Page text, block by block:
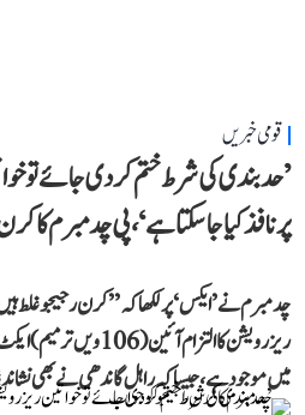
قومی خبریں
’حد بندی کی شرط ختم کر دی جائے تو
پر نافذ کیا جا سکتا ہے‘، پی چدمبرم کا
چدمبرم نے ’ایکس‘ پر لکھا کہ ’’کرن رجیجو غلط
میں موجود ہے، جیسا کہ راہل گاندھی نے بھی